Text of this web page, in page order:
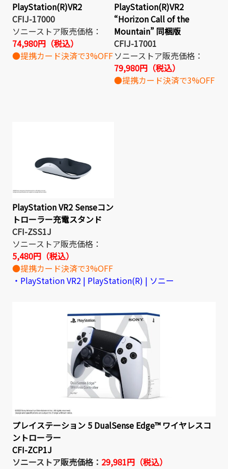
PlayStation(R)VR2
CFIJ-17000
ソニーストア販売価格：
74,980円（税込）
●提携カード決済で3%OFF
PlayStation(R)VR2
“Horizon Call of the
Mountain” 同梱版
CFIJ-17001
ソニーストア販売価格：
79,980円（税込）
●提携カード決済で3%OFF
PlayStation VR2 Senseコン
トローラー充電スタンド
CFI-ZSS1J
ソニーストア販売価格：
5,480円（税込）
●提携カード決済で3%OFF
・PlayStation VR2 | PlayStation(R) | ソニー
プレイステーション 5 DualSense Edge™ ワイヤレスコ
ントローラー
CFI-ZCP1J
ソニーストア販売価格： 29,981円（税込）